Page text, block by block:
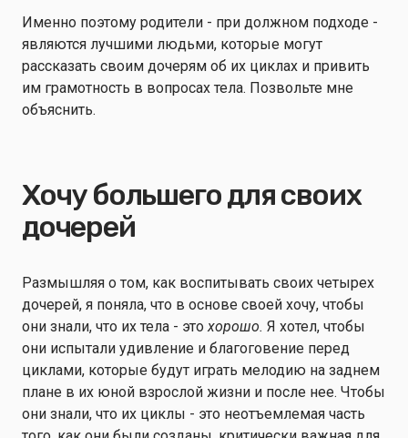
Именно поэтому родители - при должном подходе -
являются лучшими людьми, которые могут
рассказать своим дочерям об их циклах и привить
им грамотность в вопросах тела. Позвольте мне
объяснить.
Хочу большего для своих
дочерей
Размышляя о том, как воспитывать своих четырех
дочерей, я поняла, что в основе своей хочу, чтобы
они знали, что их тела - этохорошо. Я хотел, чтобы
они испытали удивление и благоговение перед
циклами, которые будут играть мелодию на заднем
плане в их юной взрослой жизни и после нее. Чтобы
они знали, что их циклы - это неотъемлемая часть